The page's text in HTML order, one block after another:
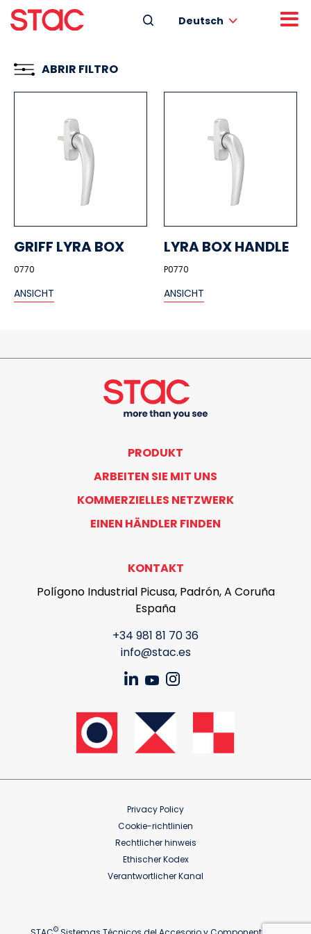
Deutsch
ABRIR FILTRO
GRIFF LYRA BOX
0770
ANSICHT
LYRA BOX HANDLE
P0770
ANSICHT
PRODUKT
ARBEITEN SIE MIT UNS
KOMMERZIELLES NETZWERK
EINEN HÄNDLER FINDEN
KONTAKT
Polígono Industrial Picusa, Padrón, A Coruña
España
+34 981 81 70 36
info@stac.es
Privacy Policy
Cookie-richtlinien
Rechtlicher hinweis
Ethischer Kodex
Verantwortlicher Kanal
©